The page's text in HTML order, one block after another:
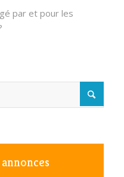
par et pour les